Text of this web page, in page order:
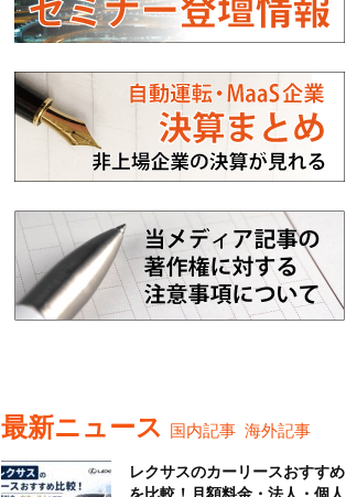
最新ニュース 国内記事 海外記事
レクサスのカーリースおすすめ